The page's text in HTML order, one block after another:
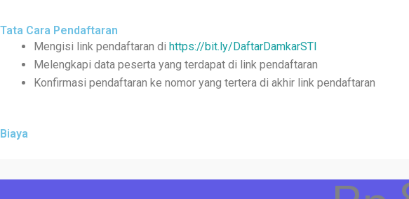
Tata Cara Pendaftaran
Mengisi link pendaftaran di https://bit.ly/DaftarDamkarSTI
Melengkapi data peserta yang terdapat di link pendaftaran
Konfirmasi pendaftaran ke nomor yang tertera di akhir link pendaftaran
Biaya